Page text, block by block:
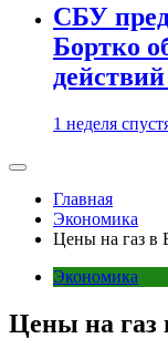
СБУ
Бортко
1 неделя
Главная
Экономика
Цены на газ в
Экономика
Цены на газ